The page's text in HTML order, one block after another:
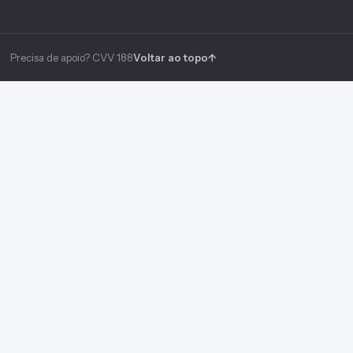
Precisa de apoio? CVV 188Voltar ao topo↑